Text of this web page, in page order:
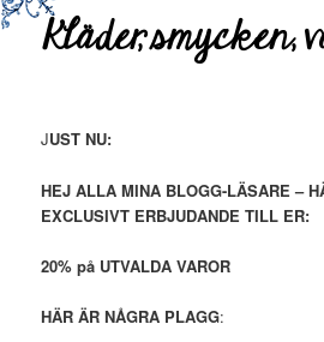
Kläder, smycken,
JUST NU:
HEJ ALLA MINA BLOGG-LÄSARE –
EXCLUSIVT ERBJUDANDE TILL ER:
20% på UTVALDA VAROR
HÄR ÄR NÅGRA PLAGG: